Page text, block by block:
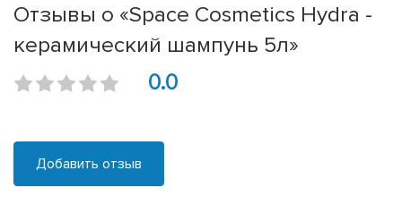
Отзывы о «Space Cosmetics Hydra -
керамический шампунь 5л»
0.0
Добавить отзыв